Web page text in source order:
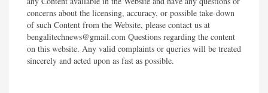
concerns about the licensing, accuracy, or possible take-down
of such Content from the Website, please contact us at
bengalitechnews@gmail.com Questions regarding the content
on this website. Any valid complaints or queries will be treated
sincerely and acted upon as fast as possible.​